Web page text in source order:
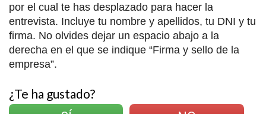
por el cual te has desplazado para hacer la
entrevista. Incluye tu nombre y apellidos, tu DNI y tu
firma. No olvides dejar un espacio abajo a la
derecha en el que se indique “Firma y sello de la
empresa”.
¿Te ha gustado?